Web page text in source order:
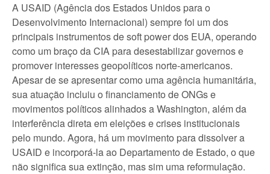
A USAID (Agência dos Estados Unidos para o
Desenvolvimento Internacional) sempre foi um dos
principais instrumentos de soft power dos EUA, operando
como um braço da CIA para desestabilizar governos e
promover interesses geopolíticos norte-americanos.
Apesar de se apresentar como uma agência humanitária,
sua atuação incluiu o financiamento de ONGs e
movimentos políticos alinhados a Washington, além da
interferência direta em eleições e crises institucionais
pelo mundo. Agora, há um movimento para dissolver a
USAID e incorporá-la ao Departamento de Estado, o que
não significa sua extinção, mas sim uma reformulação.